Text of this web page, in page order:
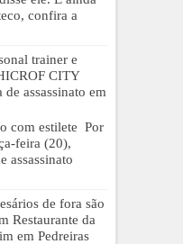
confira a
trainer e
CITY
assassinato em
com estilete Por
feira (20),
assassinato
de fora são
Restaurante da
em Pedreiras